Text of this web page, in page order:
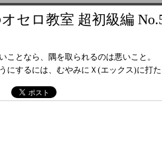
セロ教室 超初級編
ことなら、隅を取られるのは悪いこと。
にするには、むやみにＸ(エックス)に打